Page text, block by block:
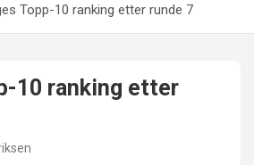
Topp-10 ranking etter runde 7
10 ranking etter